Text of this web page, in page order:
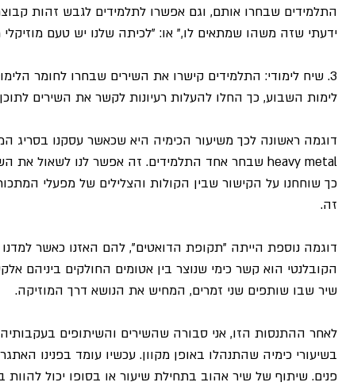
ידעתי שזה משהו שמתאים לו," או: "לכיתה שלנו יש טעם
3. שיח לימודי: התלמידים קישרו את השירים שבחרו לחומר
לימות השבוע, כך החלו להעלות רעיונות לקשר את השירים
דוגמה ראשונה לכך משיעור הכימיה היא שכאשר עסקנו בסריג
כך שוחחנו על הקישור שבין הקולות והצלילים של מפעלי
זה.
דוגמה נוספת הייתה "תקופת הדואטים", להם האזנו כאשר
הקובלנטי הוא קשר כימי שנוצר בין אטומים החולקים ביניהם
שיר שבו שותפים שני זמרים, המחיש את הנושא דרך המוזיקה.
בשיעורי כימיה שהתנהלו באופן מקוון. עכשיו עומד בפנינו
פנים. שיתוף של שיר אהוב בתחילת שיעור או בסופו יכול